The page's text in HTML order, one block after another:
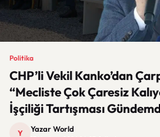
Politika
CHP’li Vekil Kanko’dan
“Mecliste Çok Çaresiz
İşçiliği Tartışması
Y Yazar World